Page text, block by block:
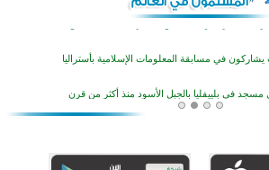
أستراليا يفتتح أبوابه بعد سنوات من العمل والعطاء